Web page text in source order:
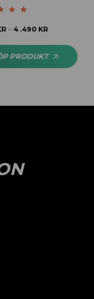
5.00
– 4 .490 KR
PRODUKT